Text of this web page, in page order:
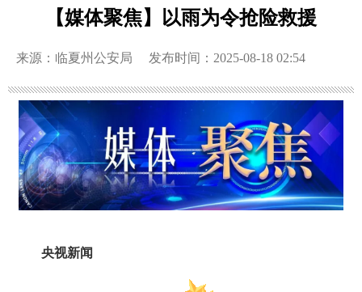
【媒体聚焦】以雨为令抢险救援
来源：临夏州公安局 发布时间：2025-08-18 02:54
央视新闻